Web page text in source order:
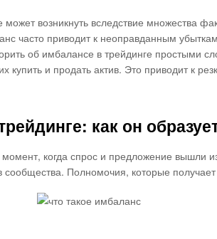
возникнуть вследствие множества
часто приводит к неоправданным
об имбалансе в трейдинге простыми
купить и продать актив. Это приводит к
как он
момент, когда спрос и предложение вышли
сообщества. Полномочия, которые